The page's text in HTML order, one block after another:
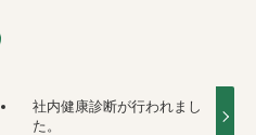
社内健康診断が行われまし
た。